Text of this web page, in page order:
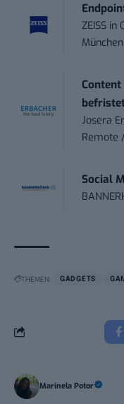
ZEISS in
München
Josera
Remote
Social
THEMEN: GADGETS
Marinela Potor